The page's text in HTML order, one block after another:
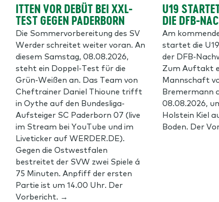
ITTEN VOR DEBÜT BEI XXL-
TEST GEGEN PADERBORN
Die Sommervorbereitung des SV
Werder schreitet weiter voran. An
diesem Samstag, 08.08.2026,
steht ein Doppel-Test für die
Grün-Weißen an. Das Team von
Cheftrainer Daniel Thioune trifft
in Oythe auf den Bundesliga-
Aufsteiger SC Paderborn 07 (live
im Stream bei YouTube und im
Liveticker auf WERDER.DE).
Gegen die Ostwestfalen
bestreitet der SVW zwei Spiele á
75 Minuten. Anpfiff der ersten
Partie ist um 14.00 Uhr. Der
Vorbericht. →
U19
DIE DFB-
Am
startet die
der DFB-
Zum Auftakt
Mannschaft
Bremermann
08.08.2026,
Holstein Kiel
Boden. Der